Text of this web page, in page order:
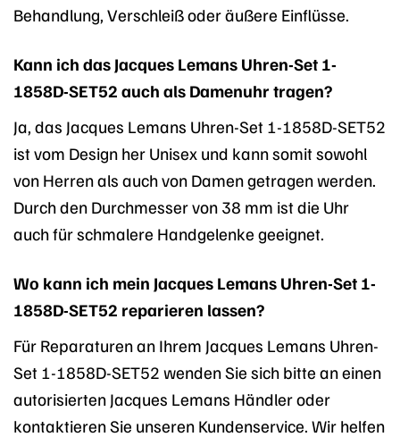
Behandlung, Verschleiß oder äußere Einflüsse.
Kann ich das Jacques Lemans Uhren-Set 1-
1858D-SET52 auch als Damenuhr tragen?
Ja, das Jacques Lemans Uhren-Set 1-1858D-SET52
ist vom Design her Unisex und kann somit sowohl
von Herren als auch von Damen getragen werden.
Durch den Durchmesser von 38 mm ist die Uhr
auch für schmalere Handgelenke geeignet.
Wo kann ich mein Jacques Lemans Uhren-Set 1-
1858D-SET52 reparieren lassen?
Für Reparaturen an Ihrem Jacques Lemans Uhren-
Set 1-1858D-SET52 wenden Sie sich bitte an einen
autorisierten Jacques Lemans Händler oder
kontaktieren Sie unseren Kundenservice. Wir helfen